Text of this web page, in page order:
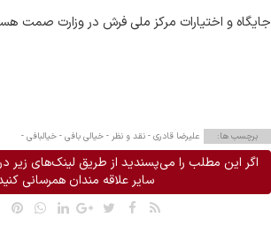
جایگاه و اختیارات مرکز ملی فرش در وزارت صمت
برچسب ها: علیرضا قادری - نقد و نظر - خیالی بافی - خیالبافی -
اگر این مطلب را می‌پسندید از طریق لینک‌های زیر
سایر علاقه مندان همرسانی